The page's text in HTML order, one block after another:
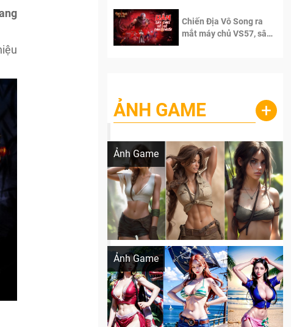
Chiến Địa Vô Song ra
mắt máy chủ VS57, sân
ẢNH GAME +
Ảnh Game
Lala Croft vừa nóng vừa xinh dưới nét vẽ
Ảnh Game
Khi AI Cosplay gái đẹp One Piece